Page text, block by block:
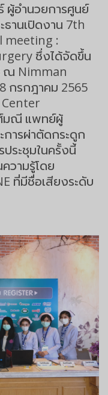
อำนวยการศูนย์
านเปิดงาน 7th
meeting :
ซึ่งได้จัดขึ้น
ณ Nimman
กรกฎาคม 2565
มณี แพทย์ผู้
การผ่าตัดกระดูก
ระชุมในครั้งนี้
วามรู้โดย
ที่มีชื่อเสียงระดับ